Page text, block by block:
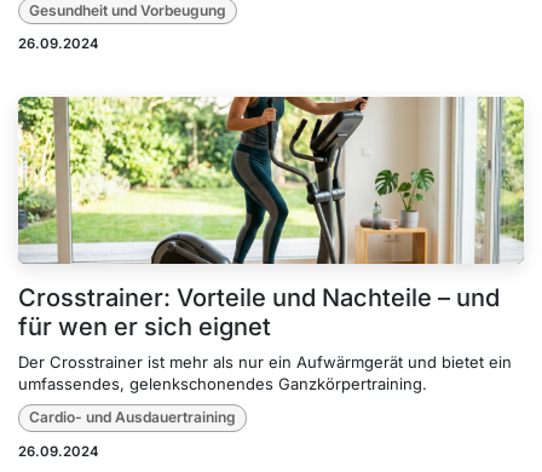
Gesundheit und Vorbeugung
26.09.2024
Crosstrainer: Vorteile und Nachteile – und
für wen er sich eignet
Der Crosstrainer ist mehr als nur ein Aufwärmgerät und bietet ein
umfassendes, gelenkschonendes Ganzkörpertraining.
Cardio- und Ausdauertraining
26.09.2024